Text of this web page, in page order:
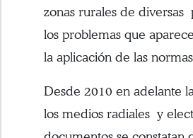
zonas rurales de diversas
los problemas que
la aplicación de las
Desde 2010 en adelante
los medios radiales y